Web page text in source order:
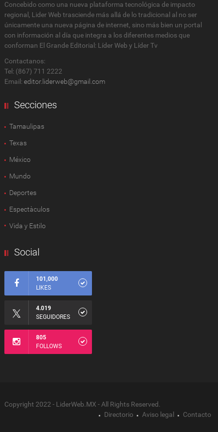
Concebido como una nueva plataforma tecnológica de impacto
regional, Lider Web trasciende más allá de lo tradicional al no ser
únicamente una nueva página de internet, sino más bien un portal
con información al día que integra a los diferentes medios que
conforman El Grande Editorial: Líder Web y Líder Tv
Contactanos:
Tel: (867) 711 2222
Email: editor.liderweb@gmail.com
Secciones
Tamaulipas
Texas
México
Mundo
Deportes
Espectàculos
Vida y Estilo
Social
101,000
LIKES
4.019
SEGUIDORES
805
FOLLOWS
Copyright 2022 - LiderWeb.MX - All Rights Reserved.
Directorio
Aviso legal Contacto